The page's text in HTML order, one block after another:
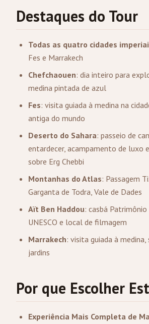
Destaques do Tour
Todas as quatro cidades
Fes e Marrakech
Chefchaouen: dia inteiro para
medina pintada de azul
Fes: visita guiada à medina na
antiga do mundo
Deserto do Sahara: passeio de
entardecer, acampamento de luxo
sobre Erg Chebbi
Montanhas do Atlas: Passagem
Garganta de Todra, Vale de Dades
Aït Ben Haddou: casbá
UNESCO e local de filmagem
Marrakech: visita guiada à medina,
jardins
Por que Escolher
Experiência Mais Completa de